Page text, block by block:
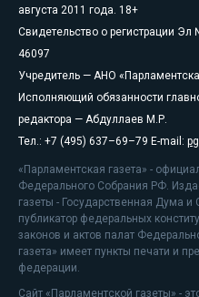
августа 2011 года. 18+
Свидетельство о регистрации
46097
Учредитель — АНО
Исполняющий обязанности
редактора — Абдуллаев М.Р.
Тел.: +7 (495) 637–69–79 E-mail:
«Парламентская газета» -
Федерального Собрания РФ.
газеты - Государственная Дума
публикатор федеральных
законов и актов палат
газета» имеет пункты печати и
федерации.
Сайт «Парламентской газеты» -